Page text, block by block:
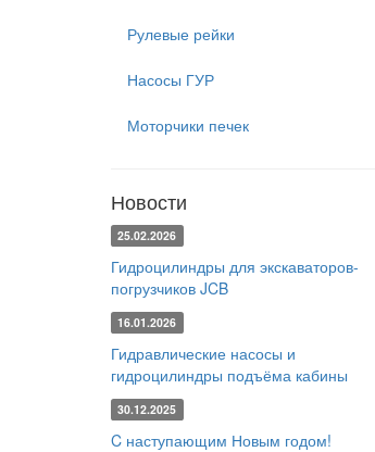
Рулевые рейки
Насосы ГУР
Моторчики печек
Новости
25.02.2026
Гидроцилиндры для экскаваторов-
погрузчиков JCB
16.01.2026
Гидравлические насосы и
гидроцилиндры подъёма кабины
30.12.2025
C наступающим Новым годом!